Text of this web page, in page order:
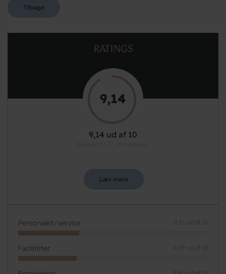
Tilbage
RATINGS
9,14
9,14 ud af 10
Læs mere
Personalet/service 9,51 ud af 10
Faciliteter 9,09 ud af 10